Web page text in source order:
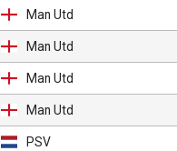
Man Utd
Man Utd
Man Utd
Man Utd
PSV